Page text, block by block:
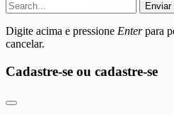
Enviar
Digite acima e pressione Enterpara
cancelar.
Cadastre-se ou cadastre-se